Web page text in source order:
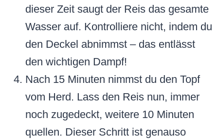
dieser Zeit saugt der Reis das gesamte
Wasser auf. Kontrolliere nicht, indem du
den Deckel abnimmst – das entlässt
den wichtigen Dampf!
Nach 15 Minuten nimmst du den Topf
vom Herd. Lass den Reis nun, immer
noch zugedeckt, weitere 10 Minuten
quellen. Dieser Schritt ist genauso